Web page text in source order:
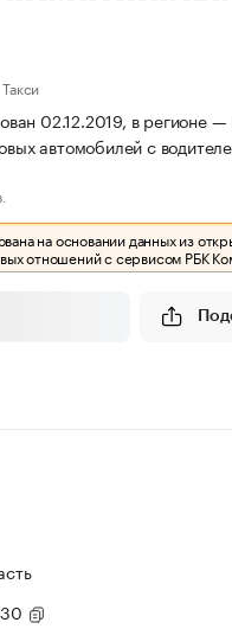
Такси
02.12.2019, в регионе
автомобилей с
на основании данных из
отношений с сервисом РБК